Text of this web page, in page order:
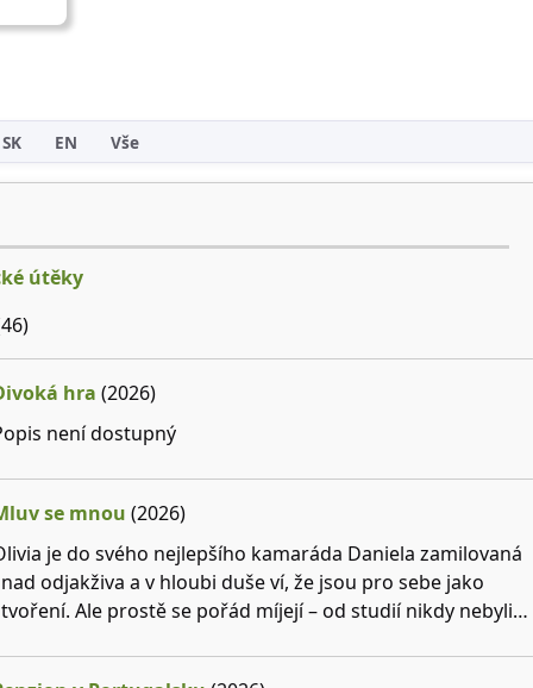
SK EN Vše
útěky
hra (2026)
není dostupný
se mnou (2026)
je do svého nejlepšího kamaráda Daniela zamilovaná
odjakživa a v hloubi duše ví, že jsou pro sebe jako
Ale prostě se pořád míjejí – od studií nikdy nebyli